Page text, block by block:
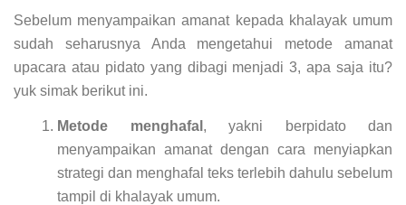
Sebelum menyampaikan amanat kepada khalayak umum
sudah seharusnya Anda mengetahui metode amanat
upacara atau pidato yang dibagi menjadi 3, apa saja itu?
yuk simak berikut ini.
Metode menghafal , yakni berpidato dan
menyampaikan amanat dengan cara menyiapkan
strategi dan menghafal teks terlebih dahulu sebelum
tampil di khalayak umum.